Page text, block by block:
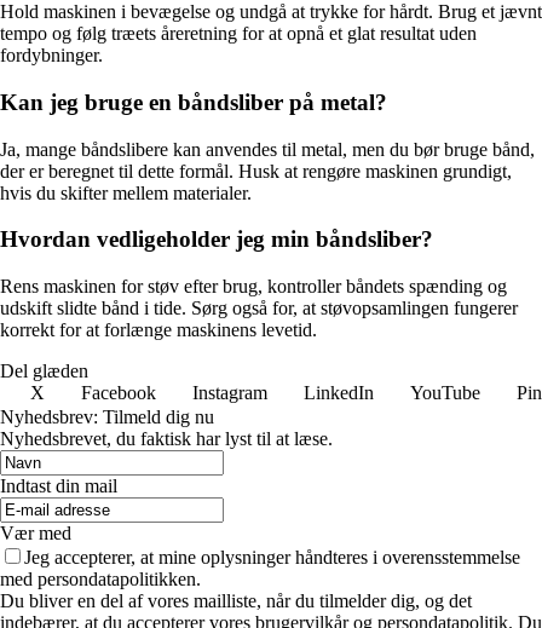
Hold maskinen i bevægelse og undgå at trykke for hårdt. Brug et jævnt
tempo og følg træets åreretning for at opnå et glat resultat uden
fordybninger.
Kan jeg bruge en båndsliber på metal?
Ja, mange båndslibere kan anvendes til metal, men du bør bruge bånd,
der er beregnet til dette formål. Husk at rengøre maskinen grundigt,
hvis du skifter mellem materialer.
Hvordan vedligeholder jeg min båndsliber?
Rens maskinen for støv efter brug, kontroller båndets spænding og
udskift slidte bånd i tide. Sørg også for, at støvopsamlingen fungerer
korrekt for at forlænge maskinens levetid.
Del glæden
X
Facebook Instagram LinkedIn YouTube
Nyhedsbrev: Tilmeld dig nu
Nyhedsbrevet, du faktisk har lyst til at læse.
Indtast din mail
Vær med
Jeg accepterer, at mine oplysninger håndteres i overensstemmelse
med persondatapolitikken.
Du bliver en del af vores mailliste, når du tilmelder dig, og det
indebærer, at du accepterer vores brugervilkår og persondatapolitik. Du